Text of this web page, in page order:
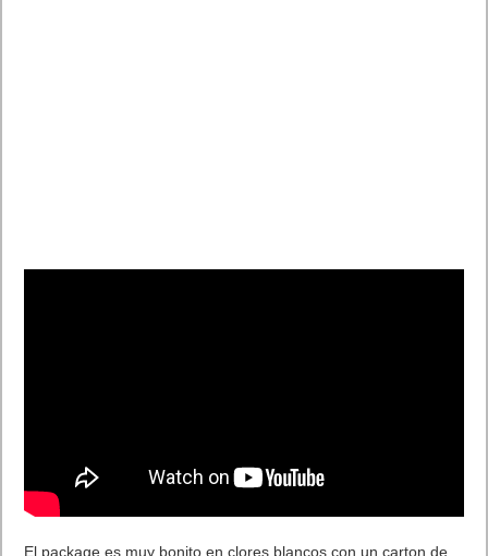
El package es muy bonito en clores blancos con un carton de